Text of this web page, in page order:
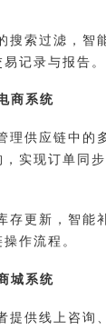
搜索过滤，智
记录与报告。
商系统
理供应链中的
实现订单同
存更新，智能
作流程。
城系统
提供线上咨询